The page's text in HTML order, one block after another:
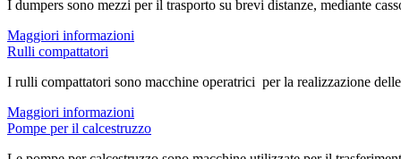
I dumpers sono mezzi per il trasporto su brevi distanze, mediante
Maggiori informazioni
Rulli compattatori
I rulli compattatori sono macchine operatrici per la realizzazione
Maggiori informazioni
Pompe per il calcestruzzo